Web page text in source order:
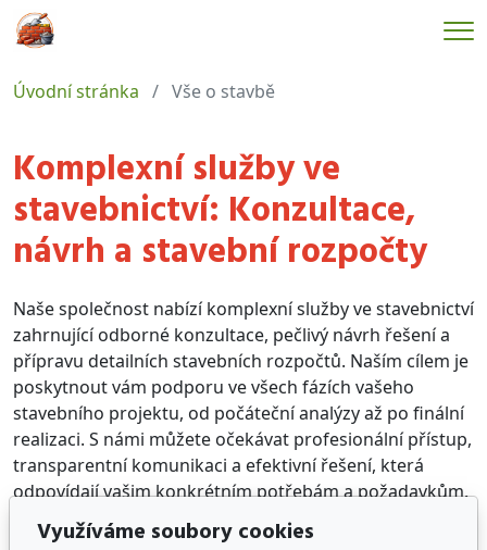
Úvodní stránka Vše o stavbě
Komplexní služby ve
stavebnictví: Konzultace,
návrh a stavební rozpočty
Naše společnost nabízí komplexní služby ve stavebnictví
zahrnující odborné konzultace, pečlivý návrh řešení a
přípravu detailních stavebních rozpočtů. Naším cílem je
poskytnout vám podporu ve všech fázích vašeho
stavebního projektu, od počáteční analýzy až po finální
realizaci. S námi můžete očekávat profesionální přístup,
transparentní komunikaci a efektivní řešení, která
odpovídají vašim konkrétním potřebám a požadavkům.
Využíváme soubory cookies